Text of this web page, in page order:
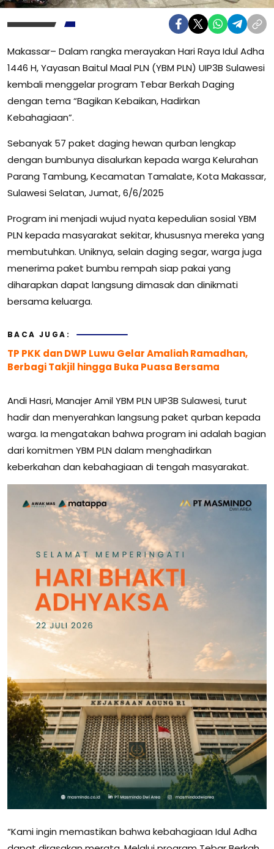
Makassar– Dalam rangka merayakan Hari Raya Idul Adha
1446 H, Yayasan Baitul Maal PLN (YBM PLN) UIP3B Sulawesi
kembali menggelar program Tebar Berkah Daging
dengan tema “Bagikan Kebaikan, Hadirkan
Kebahagiaan”.
Sebanyak 57 paket daging hewan qurban lengkap
dengan bumbunya disalurkan kepada warga Kelurahan
Parang Tambung, Kecamatan Tamalate, Kota Makassar,
Sulawesi Selatan, Jumat, 6/6/2025
Program ini menjadi wujud nyata kepedulian sosial YBM
PLN kepada masyarakat sekitar, khususnya mereka yang
membutuhkan. Uniknya, selain daging segar, warga juga
menerima paket bumbu rempah siap pakai yang
diharapkan dapat langsung dimasak dan dinikmati
bersama keluarga.
BACA JUGA:
TP PKK dan DWP Luwu Gelar Amaliah Ramadhan,
Berbagi Takjil hingga Buka Puasa Bersama
Andi Hasri, Manajer Amil YBM PLN UIP3B Sulawesi, turut
hadir dan menyerahkan langsung paket qurban kepada
warga. Ia mengatakan bahwa program ini adalah bagian
dari komitmen YBM PLN dalam menghadirkan
keberkahan dan kebahagiaan di tengah masyarakat.
“Kami ingin memastikan bahwa kebahagiaan Idul Adha